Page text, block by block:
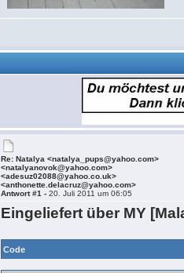
Re: Natalya <natalya_pups@yahoo.com>
<natalyanovok@yahoo.com>
<adesuz02088@yahoo.co.uk>
<anthonette.delacruz@yahoo.com>
Antwort #1 -20. Juli 2011 um 06:05
Eingeliefert über MY
Code